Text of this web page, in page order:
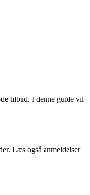
tilbud. I denne guide vil
Læs også anmeldelser